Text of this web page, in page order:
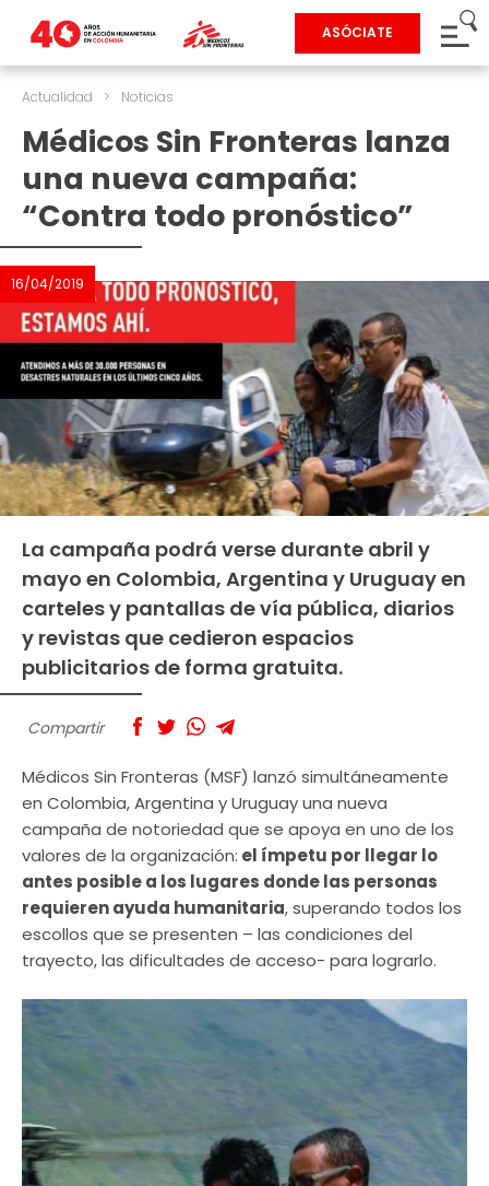
ASÓCIATE
Actualidad > Noticias
Médicos Sin Fronteras lanza
una nueva campaña:
“Contra todo pronóstico”
16/04/2019
La campaña podrá verse durante abril y
mayo en Colombia, Argentina y Uruguay en
carteles y pantallas de vía pública, diarios
y revistas que cedieron espacios
publicitarios de forma gratuita.
Compartir
Médicos Sin Fronteras (MSF) lanzó simultáneamente
en Colombia, Argentina y Uruguay una nueva
campaña de notoriedad que se apoya en uno de los
valores de la organización: el ímpetu por llegar lo
antes posible a los lugares donde las personas
requieren ayuda humanitaria, superando todos los
escollos que se presenten – las condiciones del
trayecto, las dificultades de acceso- para lograrlo.